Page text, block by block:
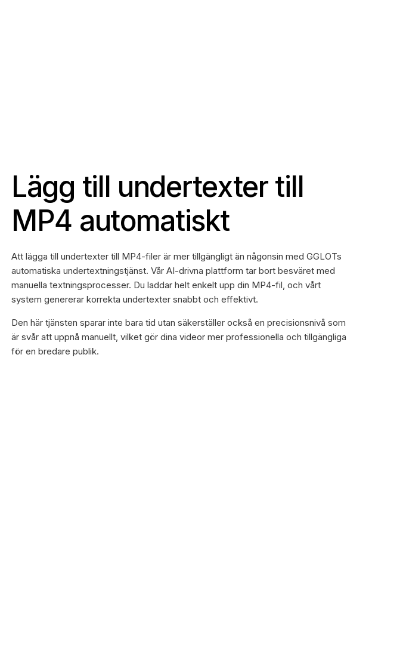
Lägg till undertexter till
MP4 automatiskt
Att lägga till undertexter till MP4-filer är mer tillgängligt än någonsin med GGLOTs
automatiska undertextningstjänst. Vår AI-drivna plattform tar bort besväret med
manuella textningsprocesser. Du laddar helt enkelt upp din MP4-fil, och vårt
system genererar korrekta undertexter snabbt och effektivt.
Den här tjänsten sparar inte bara tid utan säkerställer också en precisionsnivå som
är svår att uppnå manuellt, vilket gör dina videor mer professionella och tillgängliga
för en bredare publik.